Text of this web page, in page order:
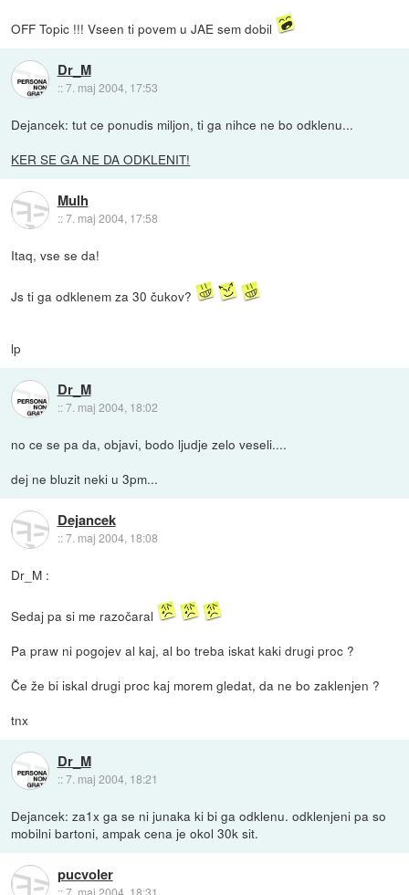
OFF Topic !!! Vseen ti povem u JAE sem dobil
Dr_M
::7. maj 2004, 17:53
Dejancek: tut ce ponudis miljon, ti ga nihce ne bo odklenu...
KER SE GA NE DA ODKLENIT!
Mulh
::7. maj 2004, 17:58
Itaq, vse se da!
Js ti ga odklenem za 30 čukov?
lp
Dr_M
::7. maj 2004, 18:02
no ce se pa da, objavi, bodo ljudje zelo veseli....
dej ne bluzit neki u 3pm...
Dejancek
::7. maj 2004, 18:08
Dr_M :
Sedaj pa si me razočaral
Pa praw ni pogojev al kaj, al bo treba iskat kaki drugi proc ?
Če že bi iskal drugi proc kaj morem gledat, da ne bo zaklenjen ?
tnx
Dr_M
::7. maj 2004, 18:21
Dejancek: za1x ga se ni junaka ki bi ga odklenu. odklenjeni pa so
mobilni bartoni, ampak cena je okol 30k sit.
pucvoler